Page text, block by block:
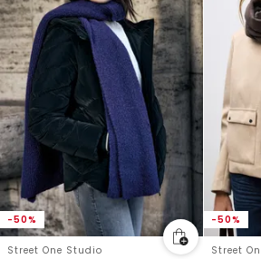
-50%
Street One Studio
-50%
Street